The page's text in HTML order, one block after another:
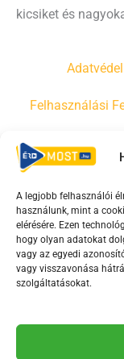
A legjobb felhasználói
használunk, mint a
elérésére. Ezen
hogy olyan adatokat
vagy az egyedi
vagy visszavonása
szolgáltatásokat.
kicsiket és
Felhasználási
Irányelvek
F
a
c
e
b
o
Y
o
u
t
u
e
i
k
t
Az Érd Média
Médiatanács a